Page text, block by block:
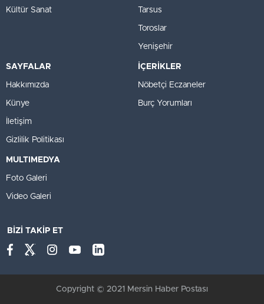
Kültür Sanat Tarsus
Toroslar
Yenişehir
SAYFALAR
Hakkımızda
Künye
İletişim
Gizlilik Politikası
İÇERİKLER
Nöbetçi Eczaneler
Burç Yorumları
MULTIMEDYA
Foto Galeri
Video Galeri
BİZİ TAKİP ET
Copyright © 2021 Mersin Haber Postası